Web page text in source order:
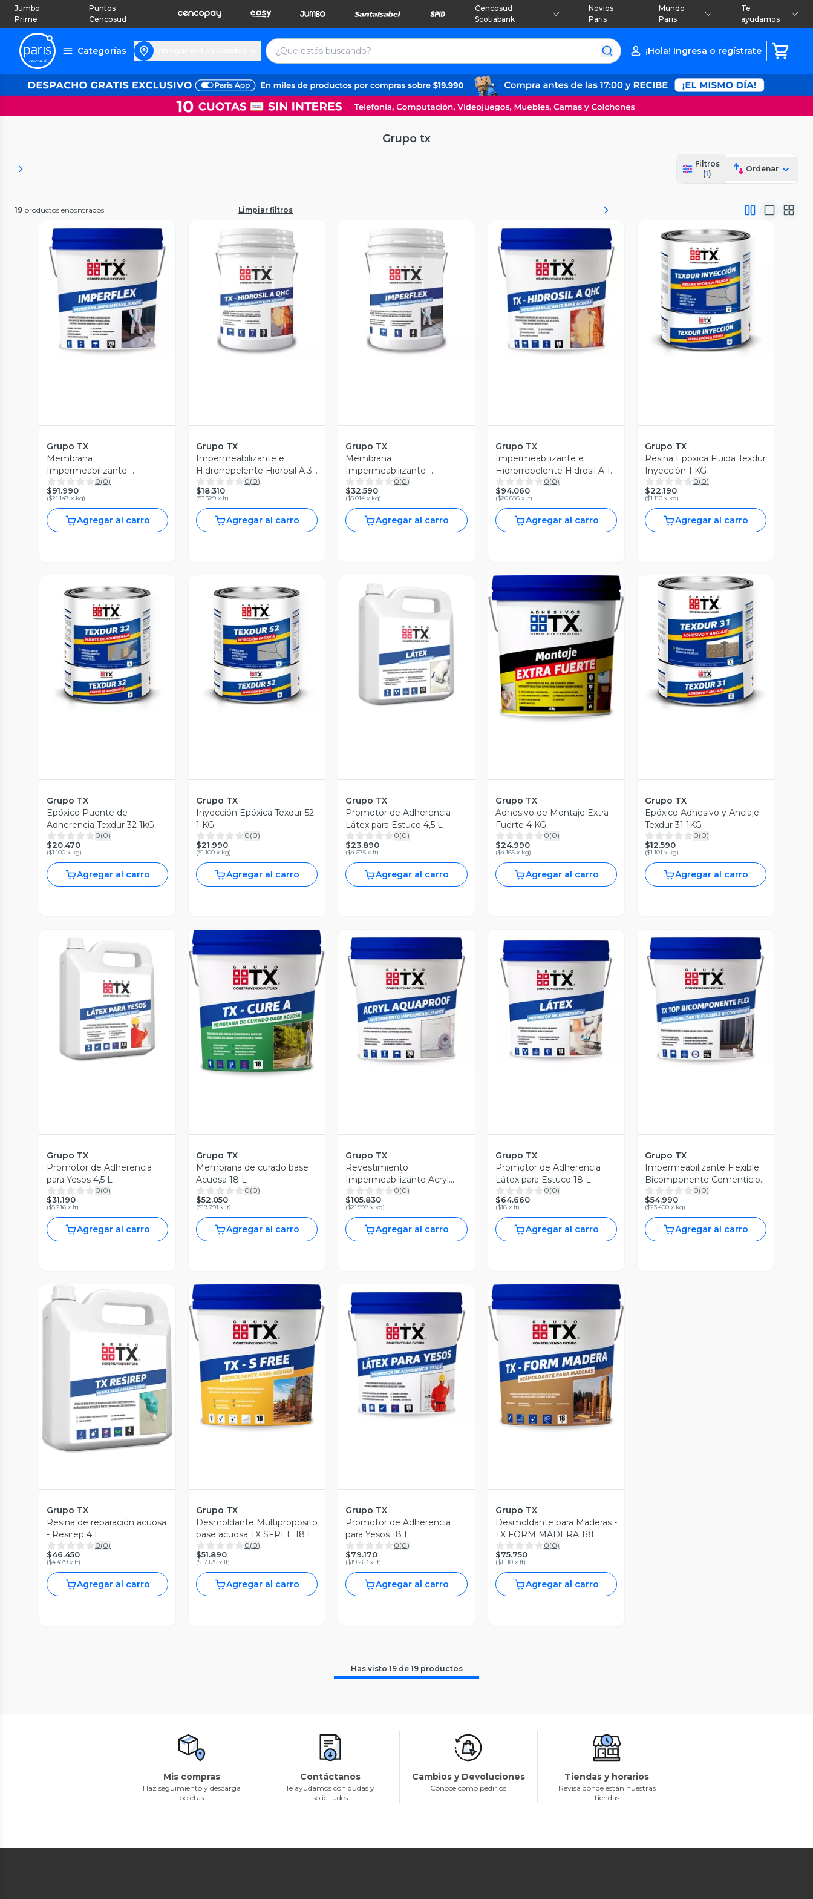
Jumbo
Prime
Puntos
Cencosud
Cencosud
Scotiabank
Novios
Paris
Mundo
Paris
Te
ayudamos
Categorías ¡Hola! Ingresa o regístrate
Grupo tx
Filtros
(1)
Ordenar
19 productos encontrados Limpiar filtros
Vista Previa
Grupo TX
Membrana
Impermeabilizante -
Imperflex 20 KG
0(0)
$91.990
($21.147 x kg)
Agregar al carro
Vista Previa
Grupo TX
Impermeabilizante e
Hidrorrepelente Hidrosil A 3
L
0(0)
$18.310
($3.329 x lt)
Agregar al carro
Vista Previa
Grupo TX
Membrana
Impermeabilizante -
Imperflex 4 KG
0(0)
$32.590
($5.014 x kg)
Agregar al carro
Vista Previa
Grupo TX
Impermeabilizante e
Hidrorrepelente Hidrosil A 18
L
0(0)
$94.060
($20.856 x lt)
Agregar al carro
Vista Previa
Grupo TX
Resina Epóxica Fluida Texdur
Inyección 1 KG
0(0)
$22.190
($1.110 x kg)
Agregar al carro
Vista Previa
Grupo TX
Epóxico Puente de
Adherencia Texdur 32 1kG
0(0)
$20.470
($1.100 x kg)
Agregar al carro
Vista Previa
Grupo TX
Inyección Epóxica Texdur 52
1 KG
0(0)
$21.990
($1.100 x kg)
Agregar al carro
Vista Previa
Grupo TX
Promotor de Adherencia
Látex para Estuco 4,5 L
0(0)
$23.890
($4.675 x lt)
Agregar al carro
Vista Previa
Grupo TX
Adhesivo de Montaje Extra
Fuerte 4 KG
0(0)
$24.990
($4.165 x kg)
Agregar al carro
Vista Previa
Grupo TX
Epóxico Adhesivo y Anclaje
Texdur 31 1KG
0(0)
$12.590
($1.101 x kg)
Agregar al carro
Vista Previa
Grupo TX
Promotor de Adherencia
para Yesos 4,5 L
0(0)
$31.190
($5.216 x lt)
Agregar al carro
Vista Previa
Grupo TX
Membrana de curado base
Acuosa 18 L
0(0)
$52.050
($19.791 x lt)
Agregar al carro
Vista Previa
Grupo TX
Revestimiento
Impermeabilizante Acryl
Aquaproof 20 KG
0(0)
$105.830
($21.598 x kg)
Agregar al carro
Vista Previa
Grupo TX
Promotor de Adherencia
Látex para Estuco 18 L
0(0)
$64.660
($18 x lt)
Agregar al carro
Vista Previa
Grupo TX
Impermeabilizante Flexible
Bicomponente Cementicio
20 KG
0(0)
$54.990
($23.400 x kg)
Agregar al carro
Vista Previa
Grupo TX
Resina de reparación acuosa
- Resirep 4 L
0(0)
$46.450
($4.479 x lt)
Agregar al carro
Vista Previa
Grupo TX
Desmoldante Multiproposito
base acuosa TX SFREE 18 L
0(0)
$51.890
($17.125 x lt)
Agregar al carro
Vista Previa
Grupo TX
Promotor de Adherencia
para Yesos 18 L
0(0)
$79.170
($19.263 x lt)
Agregar al carro
Vista Previa
Grupo TX
Desmoldante para Maderas -
TX FORM MADERA 18L
0(0)
$75.750
($1.110 x lt)
Agregar al carro
Has visto 19de 19 productos
Mis compras
Haz seguimiento y descarga
boletas
Contáctanos
Te ayudamos con dudas y
solicitudes
Cambios y Devoluciones
Conoce cómo pedirlos
Tiendas y horarios
Revisa dónde están nuestras
tiendas